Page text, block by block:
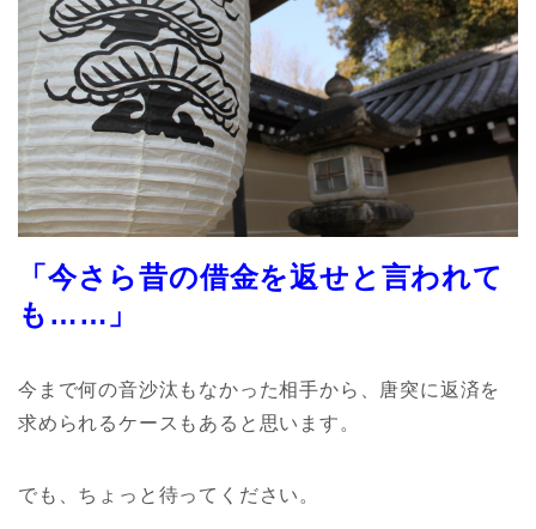
「今さら昔の借金を返せと言われて
も……」
今まで何の音沙汰もなかった相手から、唐突に返済を
求められるケースもあると思います。
でも、ちょっと待ってください。